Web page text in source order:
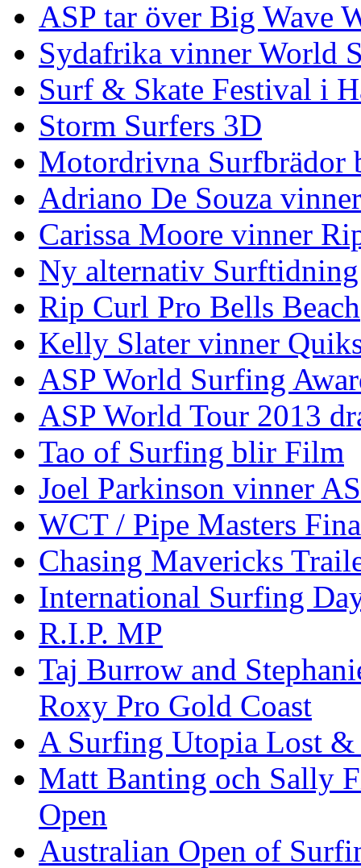
ASP tar över Big Wave
Sydafrika vinner World
Surf & Skate Festival i
Storm Surfers 3D
Motordrivna Surfbrädor
Adriano De Souza
Carissa Moore vinner
Ny alternativ Surftidning
Rip Curl Pro Bells Beach
Kelly Slater vinner
ASP World Surfing
ASP World Tour 2013
Tao of Surfing blir Film
Joel Parkinson vinner
WCT / Pipe Masters
Chasing Mavericks
International Surfing
R.I.P. MP
Taj Burrow and
Roxy Pro Gold Coast
A Surfing Utopia Lost &
Matt Banting och Sally
Open
Australian Open of